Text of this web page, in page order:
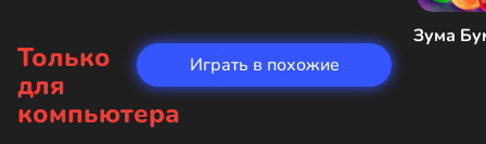
Только
для
компьютера
Играть в похожие
Зума